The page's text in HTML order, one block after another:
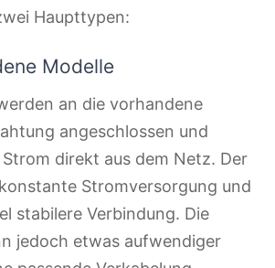
Haupttypen:
Modelle
an die vorhandene
angeschlossen und
direkt aus dem Netz. Der
Stromversorgung und
stabilere Verbindung. Die
jedoch etwas aufwendiger